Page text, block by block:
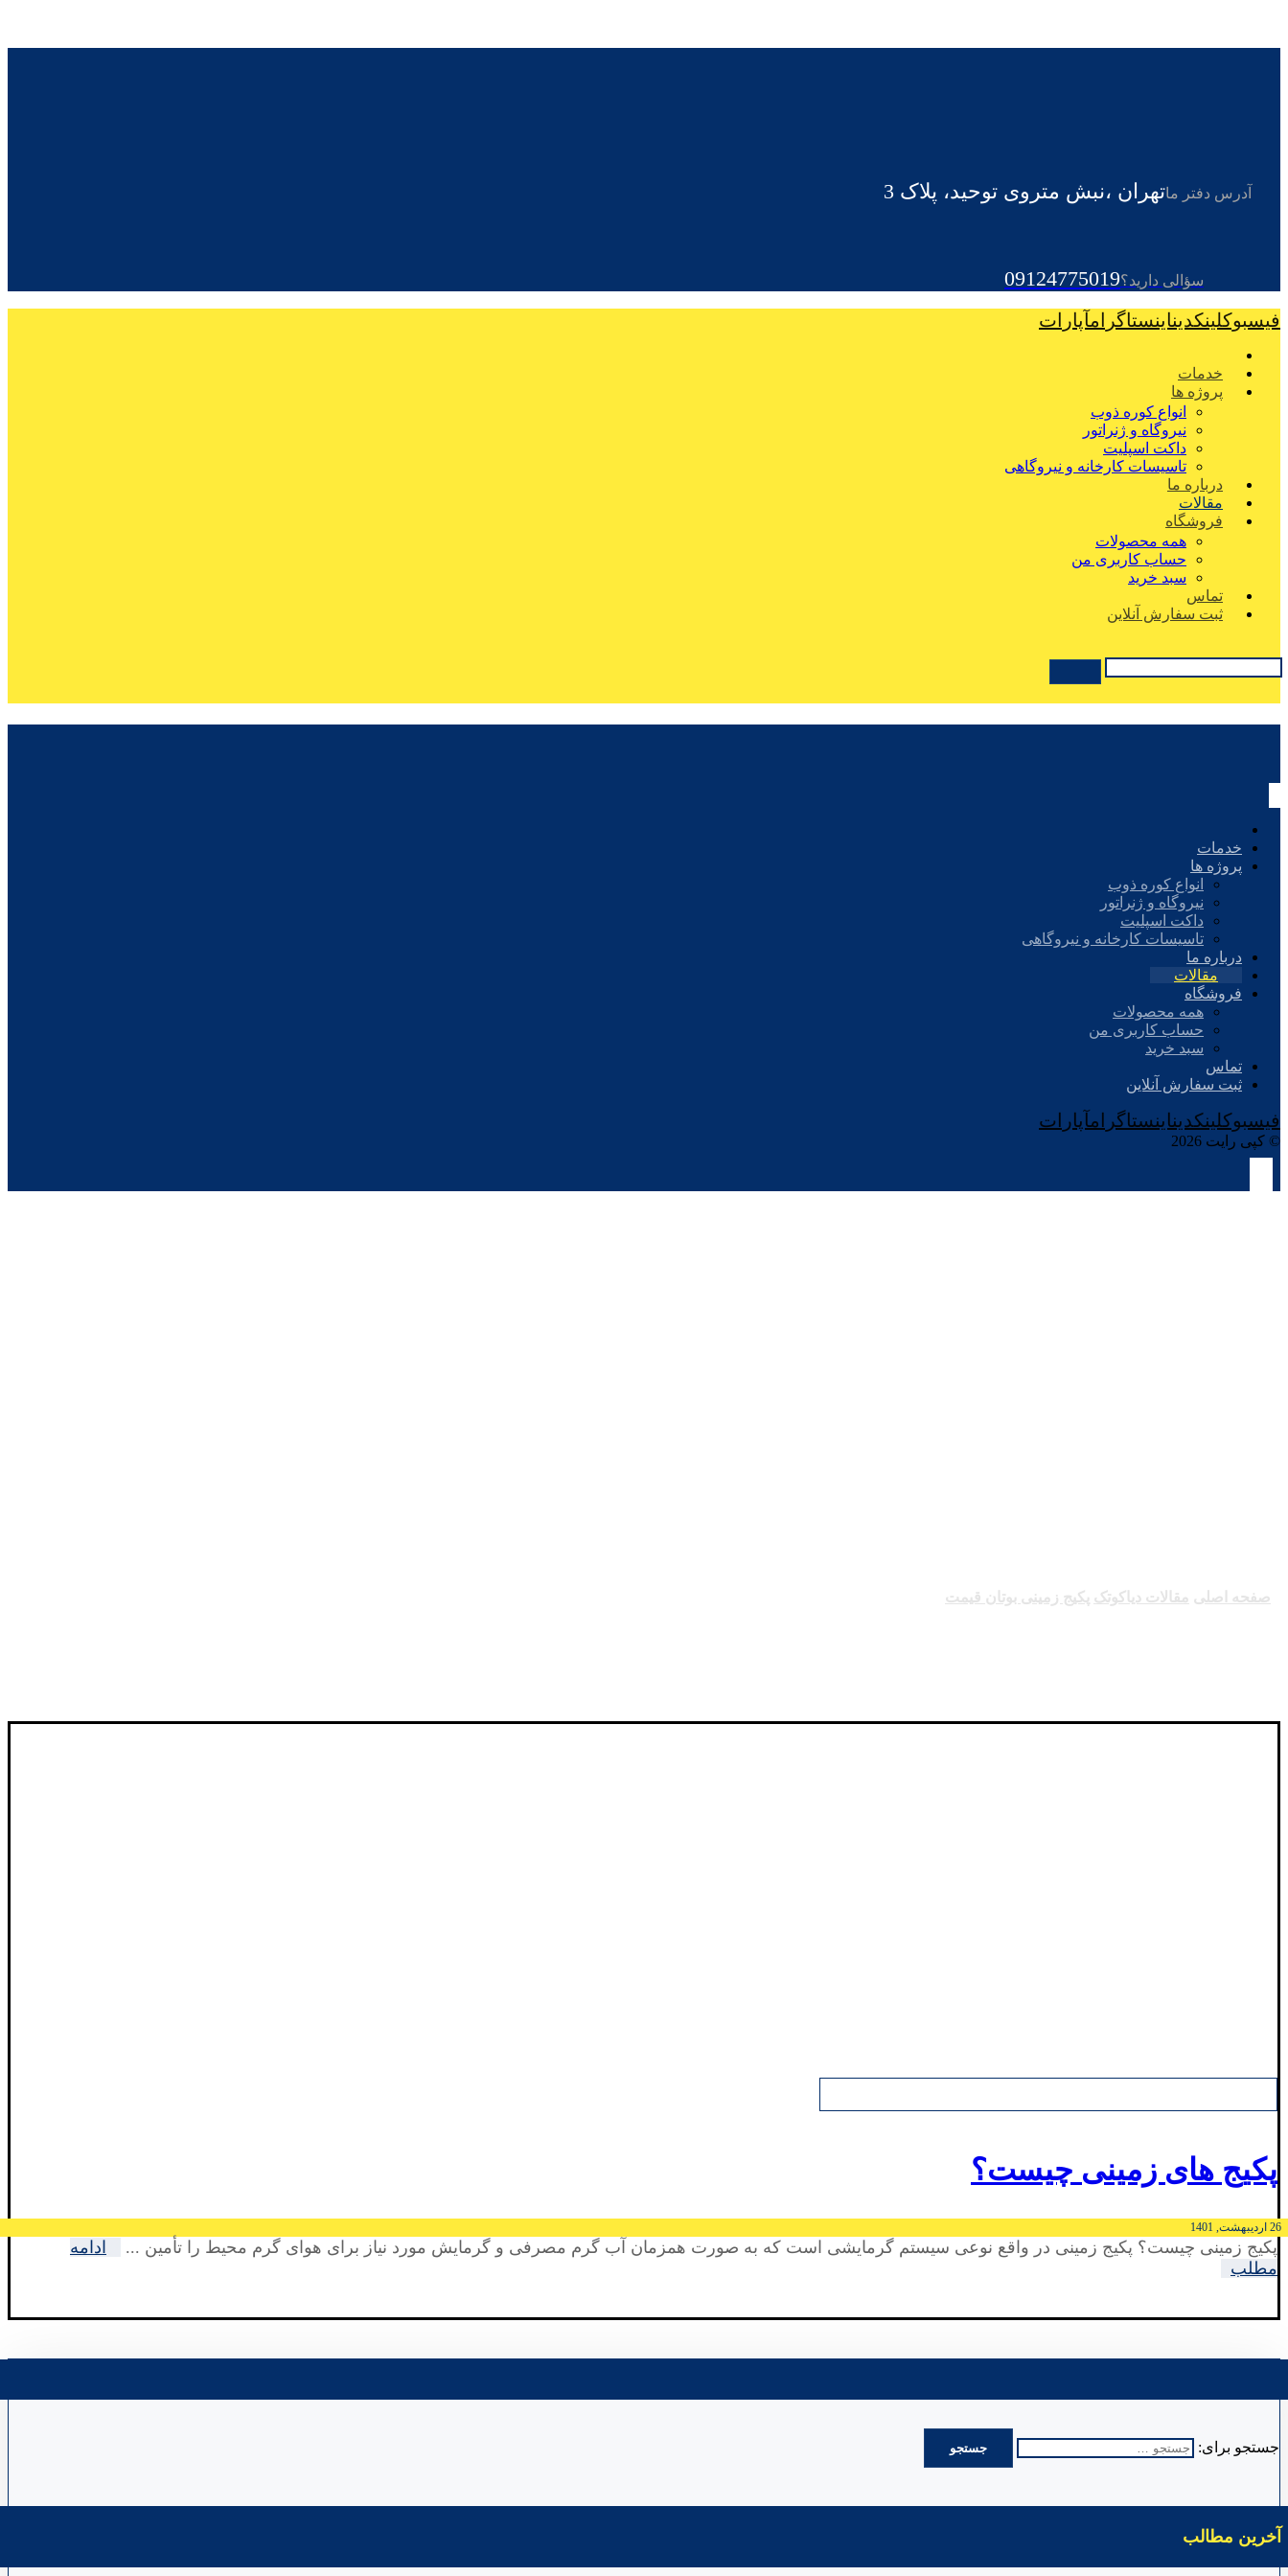
آدرس دفتر ماتهران ،نبش متروی توحید، پلاک 3
سؤالی دارید؟09124775019
فیسبوکلینکدیناینستاگرامآپارات
خدمات
پروژه ها
انواع کوره ذوب
نیروگاه و ژنراتور
داکت اسپلیت
تاسیسات کارخانه و نیروگاهی
درباره ما
مقالات
فروشگاه
همه محصولات
حساب کاربری من
سبد خرید
تماس
ثبت سفارش آنلاین
خدمات
پروژه ها
انواع کوره ذوب
نیروگاه و ژنراتور
داکت اسپلیت
تاسیسات کارخانه و نیروگاهی
درباره ما
مقالات
فروشگاه
همه محصولات
حساب کاربری من
سبد خرید
تماس
ثبت سفارش آنلاین
فیسبوکلینکدیناینستاگرامآپارات
© کپی رایت 2026
صفحه اصلی مقالات دیاکوتک پکیج زمینی بوتان قیمت
پکیج های زمینی چیست؟
26 اردیبهشت, 1401
پکیج زمینی چیست؟ پکیج زمینی در واقع نوعی سیستم گرمایشی است که به صورت همزمان آب گرم مصرفی و گرمایش مورد نیاز برای هوای گرم محیط را تأمین ...
ادامه
مطلب
جستجو برای:
آخرین مطالب